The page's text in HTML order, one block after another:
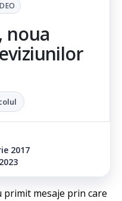
noua
2017
primit mesaje prin care